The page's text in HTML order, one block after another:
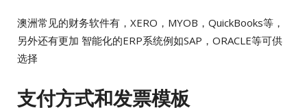
澳洲常见的财务软件有，XERO，MYOB，QuickBooks等，
另外还有更加 智能化的ERP系统例如SAP，ORACLE等可供
选择
支付方式和发票模板